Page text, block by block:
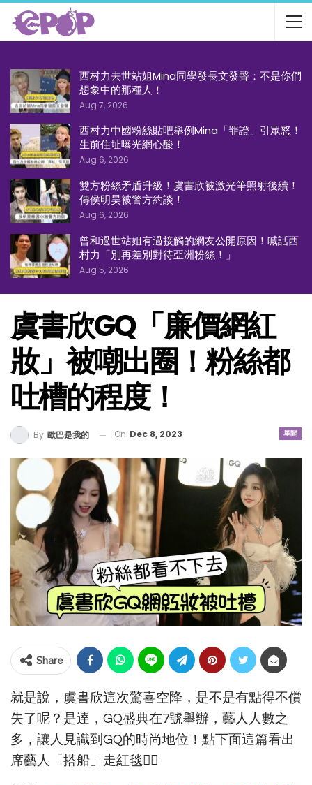
西村力去世站姐Mina同學發長文發聲：不是你們
想象中的那種人！
Aug 7, 2026
西村力中國粉絲貼吧舉例Mina「罪證」引眾怒！
生前住址曝光網心酸！
Aug 6, 2026
雙方粉絲矛盾升級！虞書欣被激光筆照射後續！
傳侯明昊被警方約談！
Aug 6, 2026
曾和過世站姐有過接觸的網友公開原因！喊話西
村力「別再差別對待亞洲粉絲！」
Aug 5, 2026
虞書欣GQ「廉價網紅
妝」被嘲出圈！粉絲都
吐槽的程度！
星聞
By 歐巴是我的 On Dec 8, 2023
Share
就是說，虞書欣這次驚喜空降，是不是有點得不償
失了呢？是達，GQ盛典在7號舉辦，藝人人數之
多，讓人見識到GQ的時尚地位！點下面這篇看出
席藝人「搭船」走紅毯👇🏻